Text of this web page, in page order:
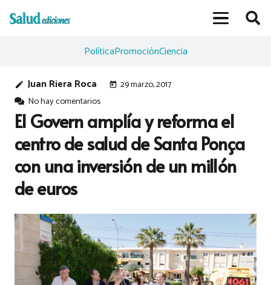
PolíticaPromociónCiencia
edit Juan Riera Roca today 29 marzo, 2017
No hay comentarios
El Govern amplía y reforma el
centro de salud de Santa Ponça
con una inversión de un millón
de euros